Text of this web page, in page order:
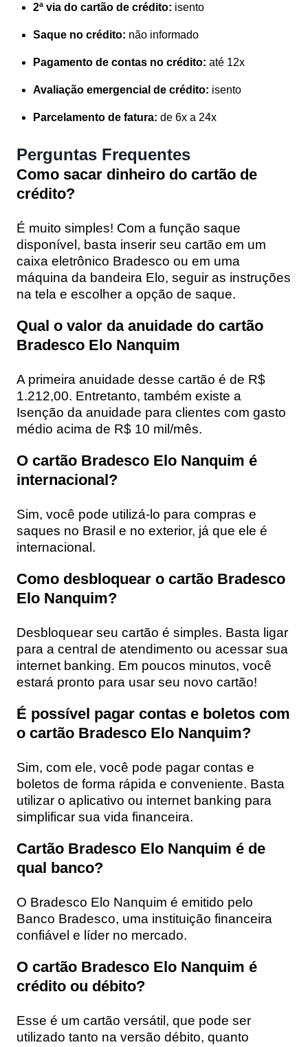
2ª via do cartão de crédito: isento
Saque no crédito: não informado
Pagamento de contas no crédito: até 12x
Avaliação emergencial de crédito: isento
Parcelamento de fatura: de 6x a 24x
Perguntas Frequentes
Como sacar dinheiro do cartão de
crédito?
É muito simples! Com a função saque
disponível, basta inserir seu cartão em um
caixa eletrônico Bradesco ou em uma
máquina da bandeira Elo, seguir as instruções
na tela e escolher a opção de saque.
Qual o valor da anuidade do cartão
Bradesco Elo Nanquim
A primeira anuidade desse cartão é de R$
1.212,00. Entretanto, também existe a
Isenção da anuidade para clientes com gasto
médio acima de R$ 10 mil/mês.
O cartão Bradesco Elo Nanquim é
internacional?
Sim, você pode utilizá-lo para compras e
saques no Brasil e no exterior, já que ele é
internacional.
Como desbloquear o cartão Bradesco
Elo Nanquim?
Desbloquear seu cartão é simples. Basta ligar
para a central de atendimento ou acessar sua
internet banking. Em poucos minutos, você
estará pronto para usar seu novo cartão!
É possível pagar contas e boletos com
o cartão Bradesco Elo Nanquim?
Sim, com ele, você pode pagar contas e
boletos de forma rápida e conveniente. Basta
utilizar o aplicativo ou internet banking para
simplificar sua vida financeira.
Cartão Bradesco Elo Nanquim é de
qual banco?
O Bradesco Elo Nanquim é emitido pelo
Banco Bradesco, uma instituição financeira
confiável e líder no mercado.
O cartão Bradesco Elo Nanquim é
crédito ou débito?
Esse é um cartão versátil, que pode ser
utilizado tanto na versão débito, quanto